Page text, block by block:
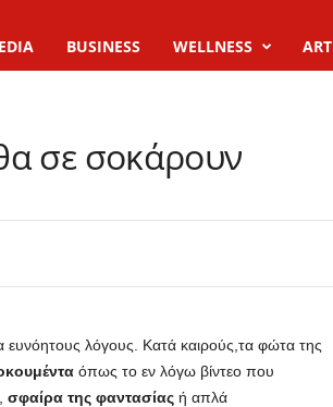
BUSINESS WELLNESS ART
σε σοκάρουν
λόγους. Κατά καιρούς,τα φώτα της
όπως το εν λόγω βίντεο που
σφαίρα της φαντασίαςή απλά